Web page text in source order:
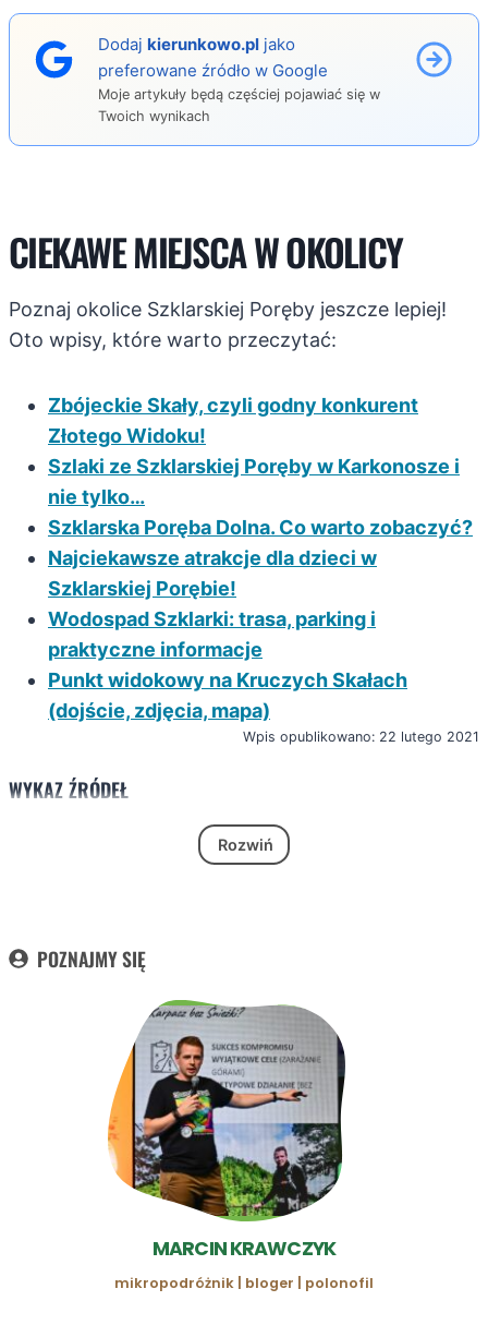
Dodajkierunkowo.pl jako
preferowane źródło w Google
Moje artykuły będą częściej pojawiać się w
Twoich wynikach
CIEKAWE MIEJSCA W OKOLICY
Poznaj okolice Szklarskiej Poręby jeszcze lepiej!
Oto wpisy, które warto przeczytać:
Zbójeckie Skały, czyli godny konkurent
Złotego Widoku!
Szlaki ze Szklarskiej Poręby w Karkonosze i
nie tylko…
Szklarska Poręba Dolna. Co warto zobaczyć?
Najciekawsze atrakcje dla dzieci w
Szklarskiej Porębie!
Wodospad Szklarki: trasa, parking i
praktyczne informacje
Punkt widokowy na Kruczych Skałach
(dojście, zdjęcia, mapa)
Wpis opublikowano: 22 lutego 2021
WYKAZ ŹRÓDEŁ
Rozwiń
POZNAJMY SIĘ
MARCIN KRAWCZYK
mikropodróżnik | bloger | polonofil